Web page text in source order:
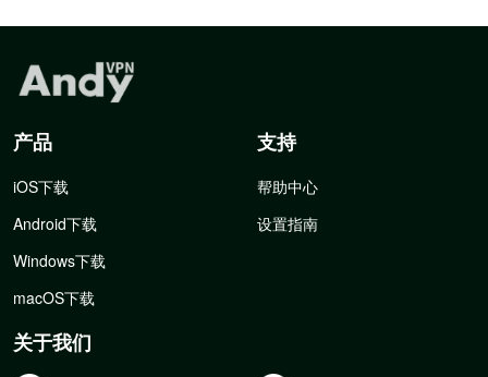
产品
iOS下载
Android下载
Windows下载
macOS下载
支持
帮助中心
设置指南
关于我们